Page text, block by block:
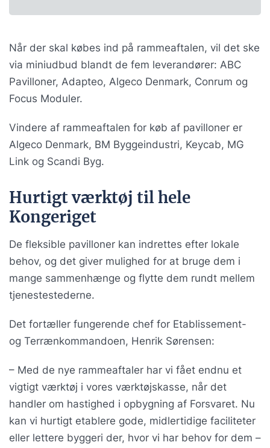
Når der skal købes ind på rammeaftalen, vil det ske
via miniudbud blandt de fem leverandører: ABC
Pavilloner, Adapteo, Algeco Denmark, Conrum og
Focus Moduler.
Vindere af rammeaftalen for køb af pavilloner er
Algeco Denmark, BM Byggeindustri, Keycab, MG
Link og Scandi Byg.
Hurtigt værktøj til hele
Kongeriget
De fleksible pavilloner kan indrettes efter lokale
behov, og det giver mulighed for at bruge dem i
mange sammenhænge og flytte dem rundt mellem
tjenestestederne.
Det fortæller fungerende chef for Etablissement-
og Terrænkommandoen, Henrik Sørensen:
– Med de nye rammeaftaler har vi fået endnu et
vigtigt værktøj i vores værktøjskasse, når det
handler om hastighed i opbygning af Forsvaret. Nu
kan vi hurtigt etablere gode, midlertidige faciliteter
eller lettere byggeri der, hvor vi har behov for dem –